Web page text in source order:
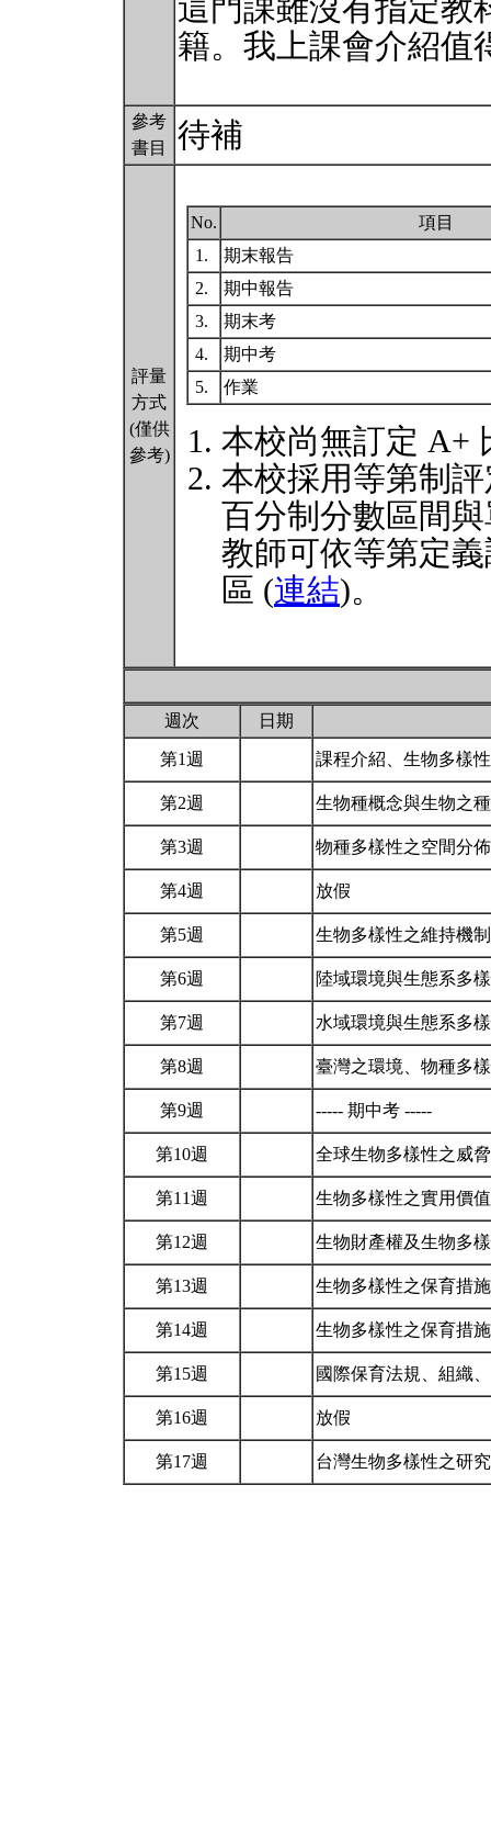
這門課雖沒有指定教
籍。我上課會介紹值
參考
書目
待補
評量
方式
(僅供
參考)
No.
項目
1.
期末報告
2.
期中報告
3.
期末考
4.
期中考
5.
作業
本校尚無訂定 A+
本校採用等第制
百分制分數區間
教師可依等第定
區 (連結)。
週次 日期
第1週 課程介紹、生物多樣
第2週 生物種概念與生物之
第3週 物種多樣性之空間分
第4週 放假
第5週 生物多樣性之維持機
第6週 陸域環境與生態系多
第7週 水域環境與生態系多
第8週 臺灣之環境、物種多
第9週 ----- 期中考 -----
第10週 全球生物多樣性之威
第11週 生物多樣性之實用價
第12週 生物財產權及生物多
第13週 生物多樣性之保育措
第14週 生物多樣性之保育措
第15週 國際保育法規、組織
第16週 放假
第17週 台灣生物多樣性之研